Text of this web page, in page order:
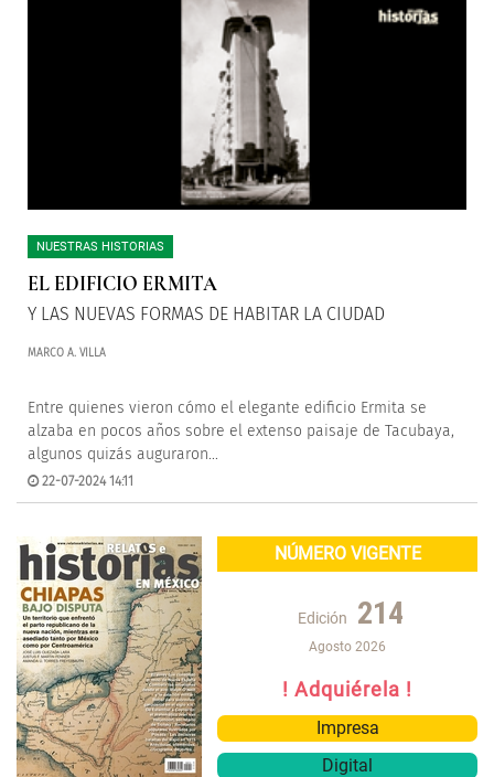
NUESTRAS HISTORIAS
EL EDIFICIO ERMITA
Y LAS NUEVAS FORMAS DE HABITAR LA CIUDAD
MARCO A. VILLA
Entre quienes vieron cómo el elegante edificio Ermita se
alzaba en pocos años sobre el extenso paisaje de Tacubaya,
algunos quizás auguraron...
22-07-2024 14:11
NÚMERO VIGENTE
Edición 214
Agosto 2026
! Adquiérela !
Impresa
Digital